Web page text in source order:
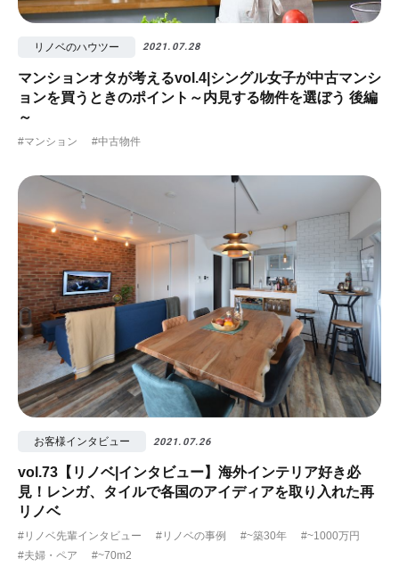
リノベのハウツー 2021.07.28
マンションオタが考えるvol.4|シングル女子が中古マンシ
ョンを買うときのポイント～内見する物件を選ぼう 後編
～
#マンション #中古物件
お客様インタビュー 2021.07.26
vol.73【リノベ|インタビュー】海外インテリア好き必
見！レンガ、タイルで各国のアイディアを取り入れた再
リノベ
#リノベ先輩インタビュー #リノベの事例 #~築30年
#~1000万円
#夫婦・ペア
#~70m2